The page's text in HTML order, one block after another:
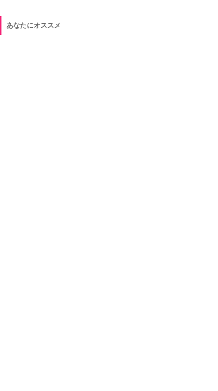
あなたにオススメ